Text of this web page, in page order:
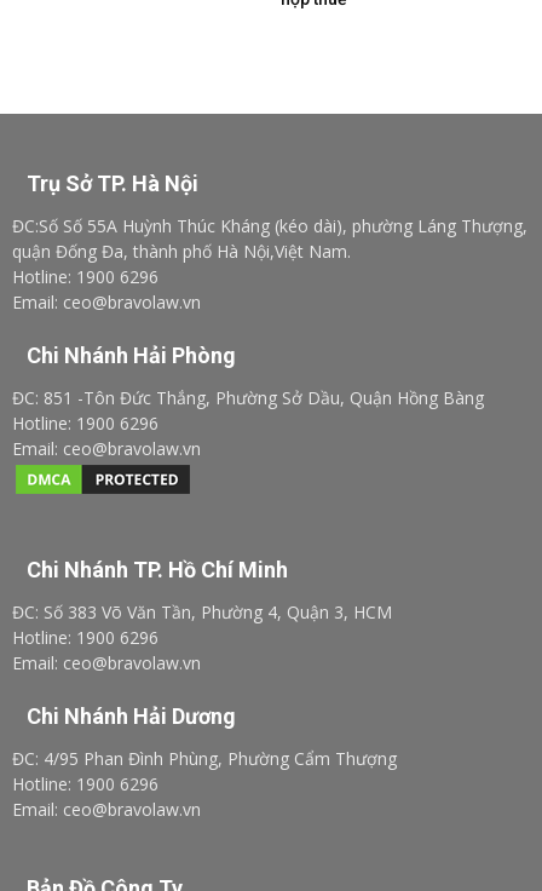
Trụ Sở TP. Hà Nội
ĐC:Số Số 55A Huỳnh Thúc Kháng (kéo dài), phường Láng Thượng,
quận Đống Đa, thành phố Hà Nội,Việt Nam.
Hotline: 1900 6296
Email: ceo@bravolaw.vn
Chi Nhánh Hải Phòng
ĐC: 851 -Tôn Đức Thắng, Phường Sở Dầu, Quận Hồng Bàng
Hotline: 1900 6296
Email: ceo@bravolaw.vn
Chi Nhánh TP. Hồ Chí Minh
ĐC: Số 383 Võ Văn Tần, Phường 4, Quận 3, HCM
Hotline: 1900 6296
Email: ceo@bravolaw.vn
Chi Nhánh Hải Dương
ĐC: 4/95 Phan Đình Phùng, Phường Cẩm Thượng
Hotline: 1900 6296
Email: ceo@bravolaw.vn